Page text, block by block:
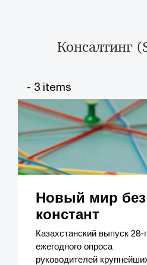
Консалтинг
- 3 items
Новый мир без
констант
Казахстанский выпуск 28-
ежегодного опроса
руководителей